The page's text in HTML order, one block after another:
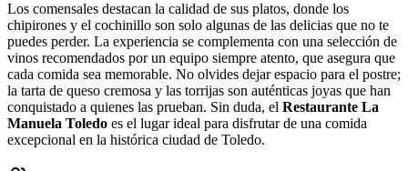
Los comensales destacan la calidad de sus platos, donde los
chipirones y el cochinillo son solo algunas de las delicias que no te
puedes perder. La experiencia se complementa con una selección de
vinos recomendados por un equipo siempre atento, que asegura que
cada comida sea memorable. No olvides dejar espacio para el postre;
la tarta de queso cremosa y las torrijas son auténticas joyas que han
conquistado a quienes las prueban. Sin duda, el Restaurante La
Manuela Toledo es el lugar ideal para disfrutar de una comida
excepcional en la histórica ciudad de Toledo.